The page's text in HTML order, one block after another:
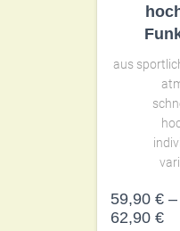
aus
59,90 € –
62,90 €